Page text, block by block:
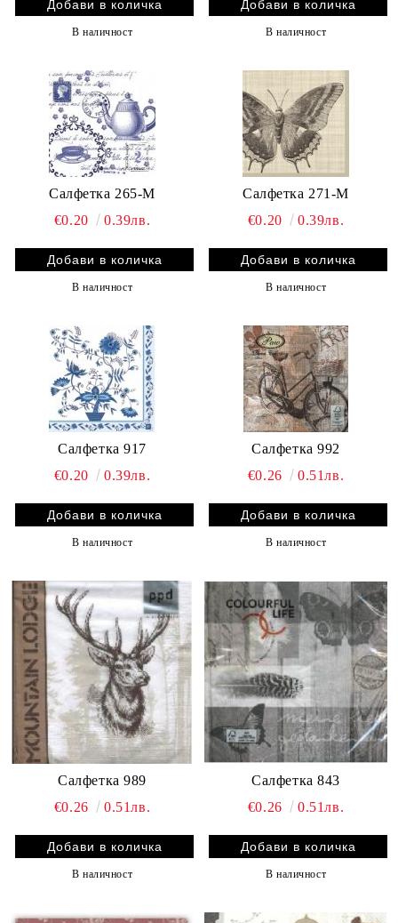
В наличност В наличност
Салфетка 265-M
€0.20
0.39лв.
В наличност
Салфетка 271-M
€0.20
0.39лв.
В наличност
Салфетка 917
€0.20
0.39лв.
В наличност
Салфетка 992
€0.26
0.51лв.
В наличност
Салфетка 989
€0.26
0.51лв.
В наличност
Салфетка 843
€0.26
0.51лв.
В наличност